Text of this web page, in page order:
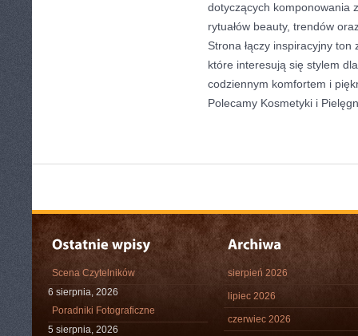
dotyczących komponowania
rytuałów beauty, trendów
Strona łączy inspiracyjny
które interesują się stylem
codziennym komfortem i
Polecamy Kosmetyki i
Scena Czytelników
6 sierpnia, 2026
Poradniki Fotograficzne
5 sierpnia, 2026
sierpień 2026
lipiec 2026
czerwiec 2026